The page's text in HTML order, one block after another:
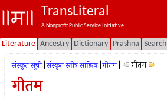
TransLiteral
A Nonprofit Public Service Initiative.
Literature Ancestry Dictionary Prashna Search
संस्कृत सूची संस्कृत स्तोत्र साहित्य गीतम गीतम
गीतम